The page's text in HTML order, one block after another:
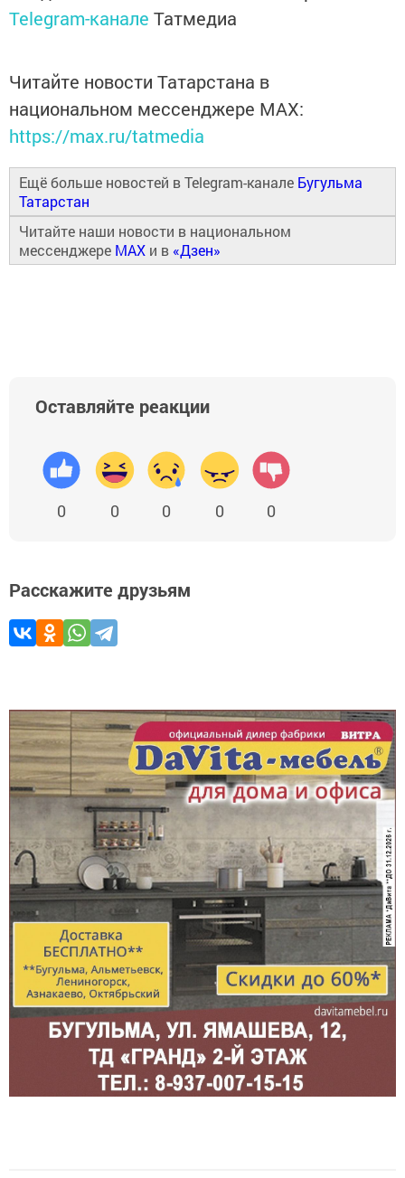
Telegram-канале Татмедиа
Читайте новости Татарстана в
национальном мессенджере MАХ:
https://max.ru/tatmedia
Ещё больше новостей в Telegram-канале Бугульма
Татарстан
Читайте наши новости в национальном
мессенджере MAX и в «Дзен»
Оставляйте реакции
0 0 0 0 0
Расскажите друзьям